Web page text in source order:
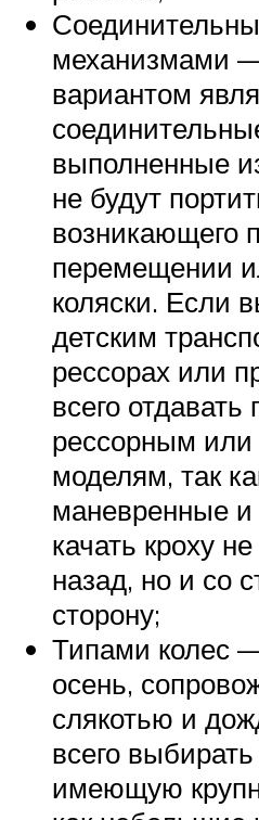
механизмами
вариантом
выполненные
не будут
возникающего
перемещении
коляски. Если
детским
рессорах или
всего
рессорным
моделям, так
маневренные и
качать кроху
назад, но и со
сторону;
Типами колес
осень,
слякотью и
всего выбирать
имеющую